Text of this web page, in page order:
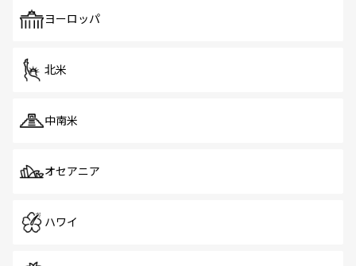
で、ホーカーズは地元の風情を楽しめる外せないスポット
ヨーロッパ
北米
中南米
オセアニア
ハワイ